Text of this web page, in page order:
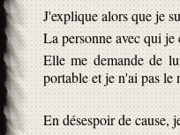
J'explique alors que je
La personne avec qui je
Elle me demande de
portable et je n'ai pas le
En désespoir de cause,